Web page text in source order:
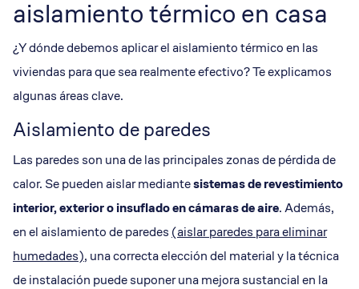
aislamiento térmico en casa
¿Y dónde debemos aplicar el aislamiento térmico en las
viviendas para que sea realmente efectivo? Te explicamos
algunas áreas clave.
Aislamiento de paredes
Las paredes son una de las principales zonas de pérdida de
calor. Se pueden aislar mediantesistemas de revestimiento
interior, exterior o insuflado en cámaras de aire. Además,
en el aislamiento de paredes (aislar paredes para eliminar
humedades), una correcta elección del material y la técnica
de instalación puede suponer una mejora sustancial en la